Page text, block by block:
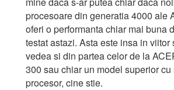
procesoare din generatia 4000 ale
oferi o performanta chiar mai buna
testat astazi. Asta este insa in viitor
vedea si din partea celor de la
300 sau chiar un model superior
procesor, cine stie.